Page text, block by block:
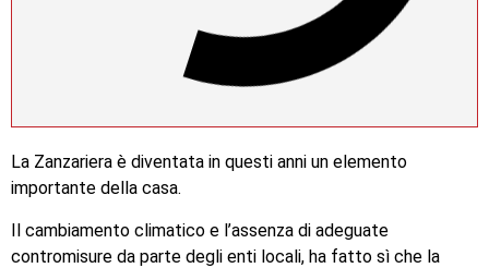
La Zanzariera è diventata in questi anni un elemento
importante della casa.
Il cambiamento climatico e l’assenza di adeguate
contromisure da parte degli enti locali, ha fatto sì che la